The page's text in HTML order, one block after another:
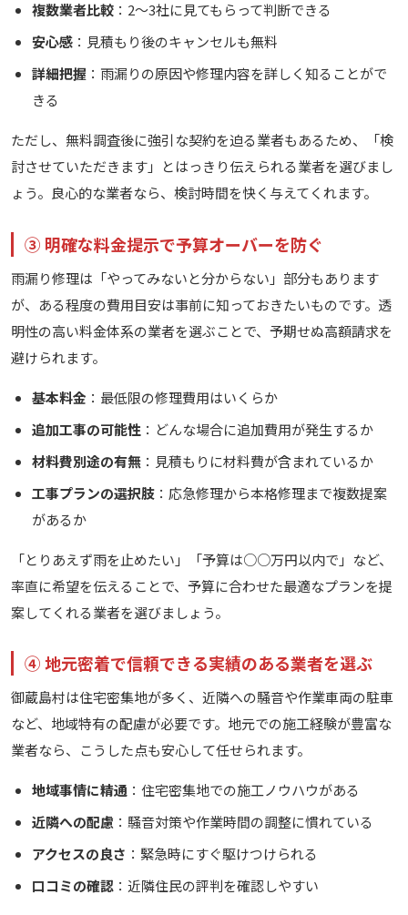
複数業者比較：2〜3社に見てもらって判断できる
安心感：見積もり後のキャンセルも無料
詳細把握：雨漏りの原因や修理内容を詳しく知ることがで
きる
ただし、無料調査後に強引な契約を迫る業者もあるため、「検
討させていただきます」とはっきり伝えられる業者を選びまし
ょう。良心的な業者なら、検討時間を快く与えてくれます。
③ 明確な料金提示で予算オーバーを防ぐ
雨漏り修理は「やってみないと分からない」部分もあります
が、ある程度の費用目安は事前に知っておきたいものです。透
明性の高い料金体系の業者を選ぶことで、予期せぬ高額請求を
避けられます。
基本料金 ：最低限の修理費用はいくらか
追加工事の可能性 ：どんな場合に追加費用が発生するか
材料費別途の有無：見積もりに材料費が含まれているか
工事プランの選択肢：応急修理から本格修理まで複数提案
があるか
「とりあえず雨を止めたい」「予算は○○万円以内で」など、
率直に希望を伝えることで、予算に合わせた最適なプランを提
案してくれる業者を選びましょう。
④ 地元密着で信頼できる実績のある業者を選ぶ
御蔵島村は住宅密集地が多く、近隣への騒音や作業車両の駐車
など、地域特有の配慮が必要です。地元での施工経験が豊富な
業者なら、こうした点も安心して任せられます。
地域事情に精通：住宅密集地での施工ノウハウがある
近隣への配慮 ：騒音対策や作業時間の調整に慣れている
アクセスの良さ ：緊急時にすぐ駆けつけられる
口コミの確認：近隣住民の評判を確認しやすい